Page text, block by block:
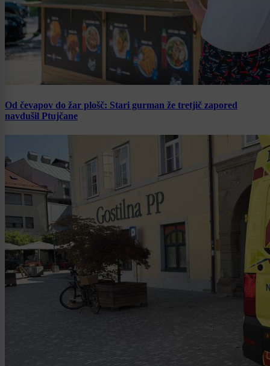
Od čevapov do žar plošč: Stari gurman že tretjič zapored
navdušil Ptujčane